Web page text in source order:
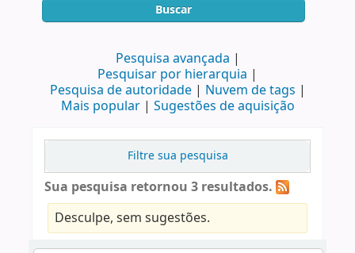
Buscar
Pesquisa avançada
Pesquisar por hierarquia
Pesquisa de autoridade
Nuvem de tags
Mais popular
Sugestões de aquisição
Filtre sua pesquisa
Sua pesquisa retornou 3 resultados.
Desculpe, sem sugestões.